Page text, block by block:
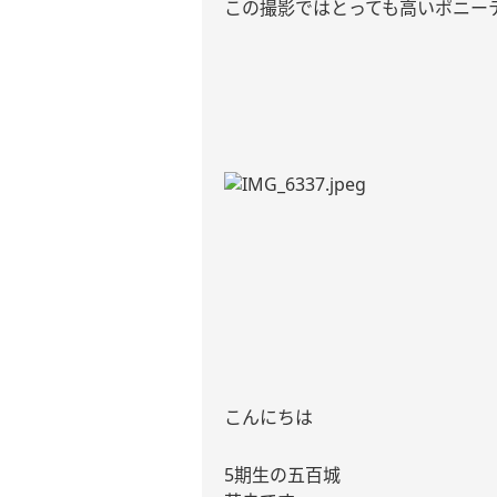
この撮影ではとっても高いポニー
こんにちは
5期生の五百城